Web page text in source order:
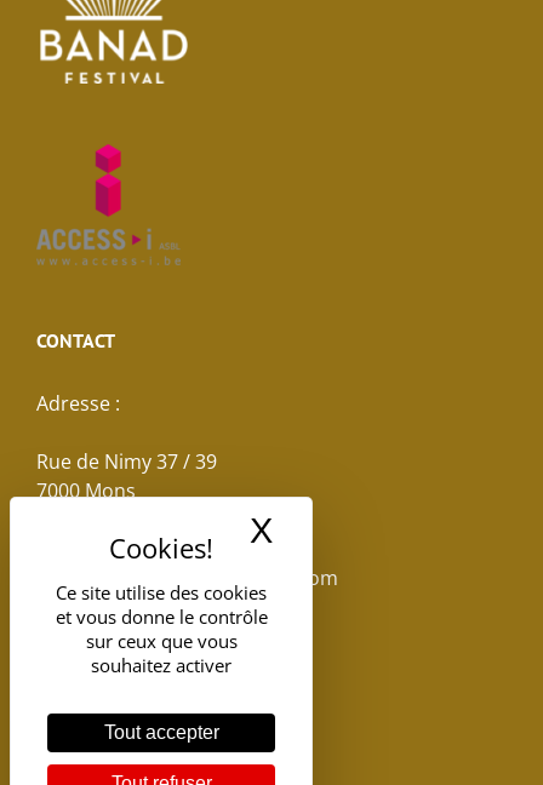
Ce site utilise des cookies
et vous donne le contrôle
sur ceux que vous
souhaitez activer
Tout accepter
X
CONTACT
Adresse :
Rue de Nimy 37 / 39
7000 Mons
reservations.losseau@gmail.com
Tel: +32(0)65.398.880